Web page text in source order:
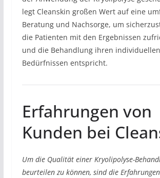
legt Cleanskin großen Wert auf eine
Beratung und Nachsorge, um
die Patienten mit den Ergebnissen
und die Behandlung ihren individuellen
Bedürfnissen entspricht.
Erfahrungen von
Kunden bei
Um die Qualität einer Kryolipolyse-
beurteilen zu können, sind die